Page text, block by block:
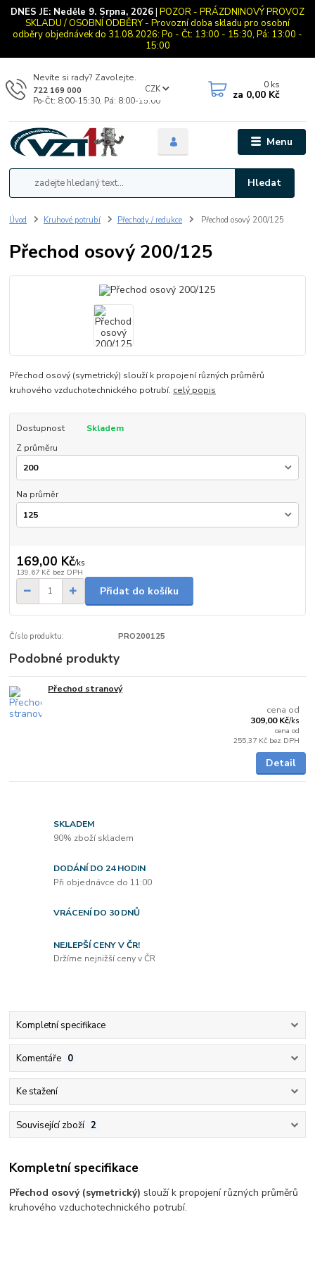
DNES JE: Neděle 9. Srpna, 2026| POZOR - PRÁZDNINOVÝ PROVOZ
SKLADU / OSOBNÍ ODBĚRY - Provozní doba skladu pro osobní
odběry objednávek do 31.08.2026: Po - Čt: 13:00 - 15:30, Pá: 13:00 -
15:00
Menu
CZK
Hledat
Nevíte si rady? Zavolejte.
722 169 000
Po-Čt: 8:00-15:30, Pá: 8:00-15:00
0 ks
za 0,00 Kč
Úvod Kruhové potrubí Přechody / redukce Přechod osový 200/125
Přechod osový 200/125
Přechod osový (symetrický) slouží k propojení různých průměrů
kruhového vzduchotechnického potrubí. celý popis
Dostupnost
Skladem
Z průměru
Na průměr
169,00 Kč/ks
139,67 Kč bez DPH
Přidat do košíku
Číslo produktu: PRO200125
Podobné produkty
Přechod stranový
cena od
309,00 Kč/ks
cena od
255,37 Kč bez DPH
Detail
SKLADEM
90% zboží skladem
DODÁNÍ DO 24 HODIN
Při objednávce do 11:00
VRÁCENÍ DO 30 DNŮ
NEJLEPŠÍ CENY V ČR!
Držíme nejnižší ceny v ČR
Kompletní specifikace
Komentáře 0
Ke stažení
Související zboží 2
Kompletní specifikace
Přechod osový (symetrický) slouží k propojení různých průměrů
kruhového vzduchotechnického potrubí.